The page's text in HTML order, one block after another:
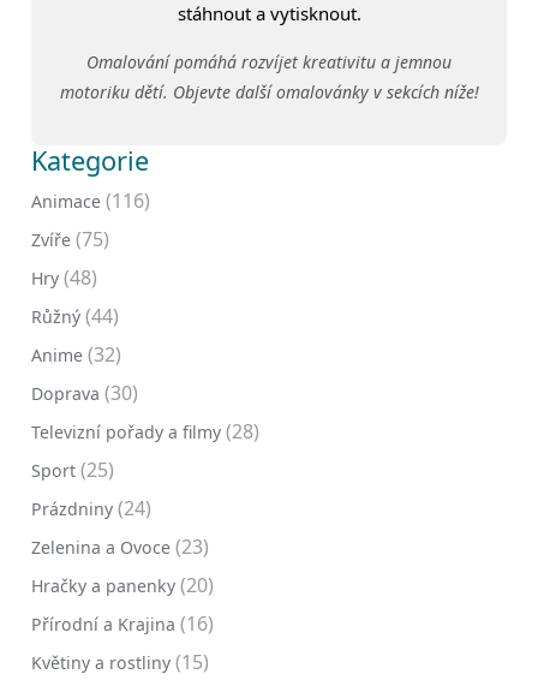
stáhnout a vytisknout.
Omalování pomáhá rozvíjet kreativitu a jemnou
motoriku dětí. Objevte další omalovánky v sekcích níže!
Kategorie
Animace (116)
Zvíře (75)
Hry (48)
Růžný (44)
Anime (32)
Doprava (30)
Televizní pořady a filmy (28)
Sport (25)
Prázdniny (24)
Zelenina a Ovoce (23)
Hračky a panenky (20)
Přírodní a Krajina (16)
Květiny a rostliny (15)